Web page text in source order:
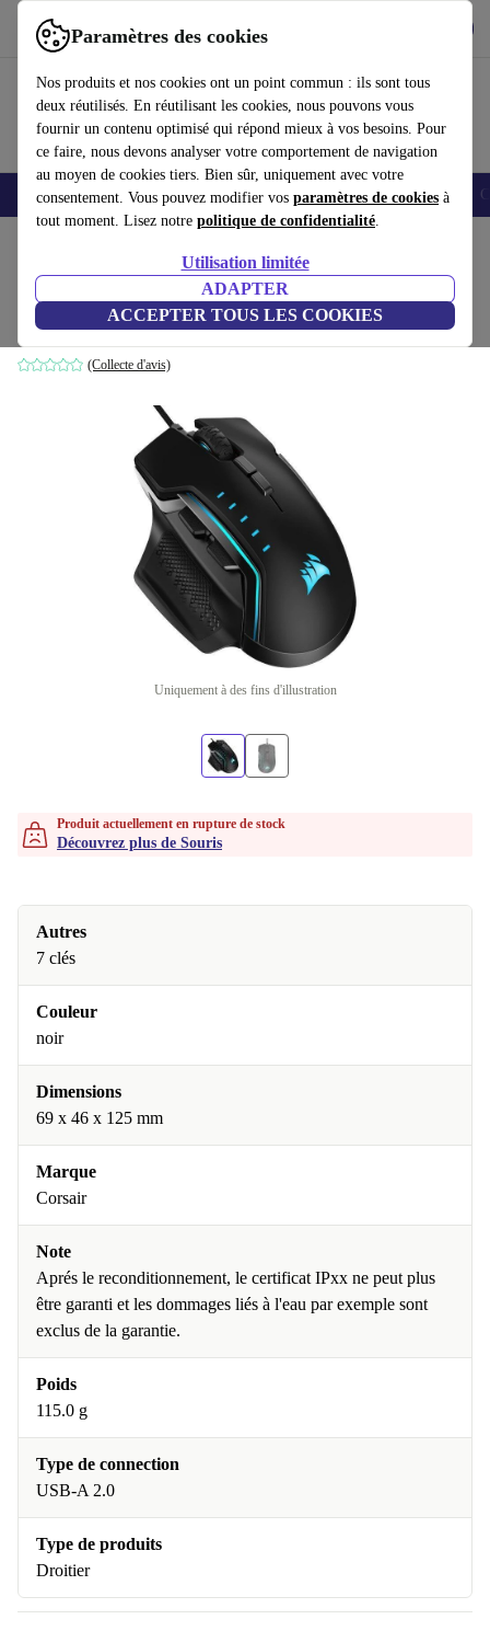
Paramètres des cookies
Nos produits et nos cookies ont un point commun : ils sont tous
deux réutilisés. En réutilisant les cookies, nous pouvons vous
fournir un contenu optimisé qui répond mieux à vos besoins. Pour
ce faire, nous devons analyser votre comportement de navigation
au moyen de cookies tiers. Bien sûr, uniquement avec votre
consentement. Vous pouvez modifier vos paramètres de cookies à
tout moment. Lisez notre politique de confidentialité.
Utilisation limitée
ADAPTER
ACCEPTER TOUS LES COOKIES
Utilisez refurbed rapidement et facilement
Smartphones Laptops Tablettes Montres connectées Accessoires
Corsair Glaive RGB Pro Aluminium
Noir
(Collecte d'avis)
Uniquement à des fins d'illustration
Produit actuellement en rupture de stock
Découvrez plus de Souris
Autres
7 clés
Couleur
noir
Dimensions
69 x 46 x 125 mm
Marque
Corsair
Note
Aprés le reconditionnement, le certificat IPxx ne peut plus
être garanti et les dommages liés à l'eau par exemple sont
exclus de la garantie.
Poids
115.0 g
Type de connection
USB-A 2.0
Type de produits
Droitier